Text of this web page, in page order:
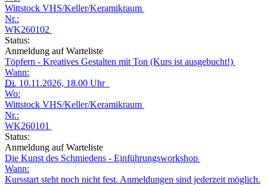
Wittstock VHS/Keller/Keramikraum
Nr.:
WK260102
Status:
Anmeldung auf Warteliste
Töpfern - Kreatives Gestalten mit Ton (Kurs ist ausgebucht!)
Wann:
Di. 10.11.2026, 18.00 Uhr
Wo:
Wittstock VHS/Keller/Keramikraum
Nr.:
WK260101
Status:
Anmeldung auf Warteliste
Die Kunst des Schmiedens - Einführungsworkshop
Wann:
Kursstart steht noch nicht fest. Anmeldungen sind jederzeit möglich.